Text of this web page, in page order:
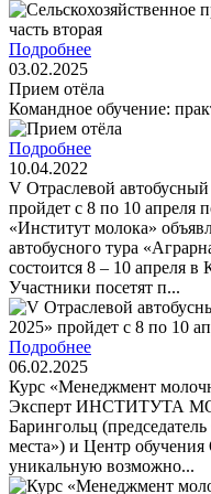
Подробнее
03.02.2025
Прием отёла
Командное обучение:
Подробнее
10.04.2022
V Отраслевой
пройдет с 8 по 10 апреля
«Институт молока»
автобусного тура
состоится 8 – 10 апреля в
Участники посетят п...
Подробнее
06.02.2025
Курс «Менеджмент
Эксперт ИНСТИТУТА
Барингольц
места») и Центр
уникальную возможно...